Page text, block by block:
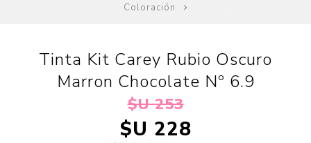
Coloración
Tinta Kit Carey Rubio Oscuro
Marron Chocolate Nº 6.9
$U 253
$U 228